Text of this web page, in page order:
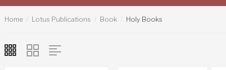
Home Lotus Publications Book Holy Books